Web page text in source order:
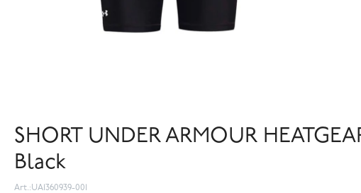
SHORT UNDER ARMOUR
Black
UA1360939-001